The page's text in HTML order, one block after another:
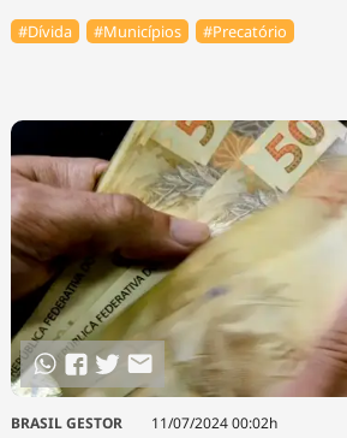
#Dívida #Municípios #Precatório
BRASIL GESTOR 11/07/2024 00:02h